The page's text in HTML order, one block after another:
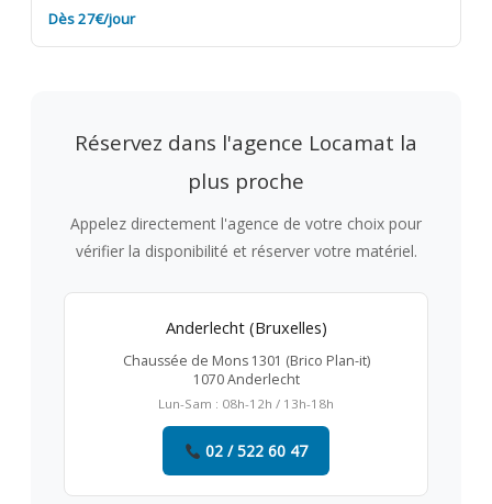
Dès 27€/jour
Réservez dans l'agence Locamat la
plus proche
Appelez directement l'agence de votre choix pour
vérifier la disponibilité et réserver votre matériel.
Anderlecht (Bruxelles)
Chaussée de Mons 1301 (Brico Plan-it)
1070 Anderlecht
Lun-Sam : 08h-12h / 13h-18h
02 / 522 60 47